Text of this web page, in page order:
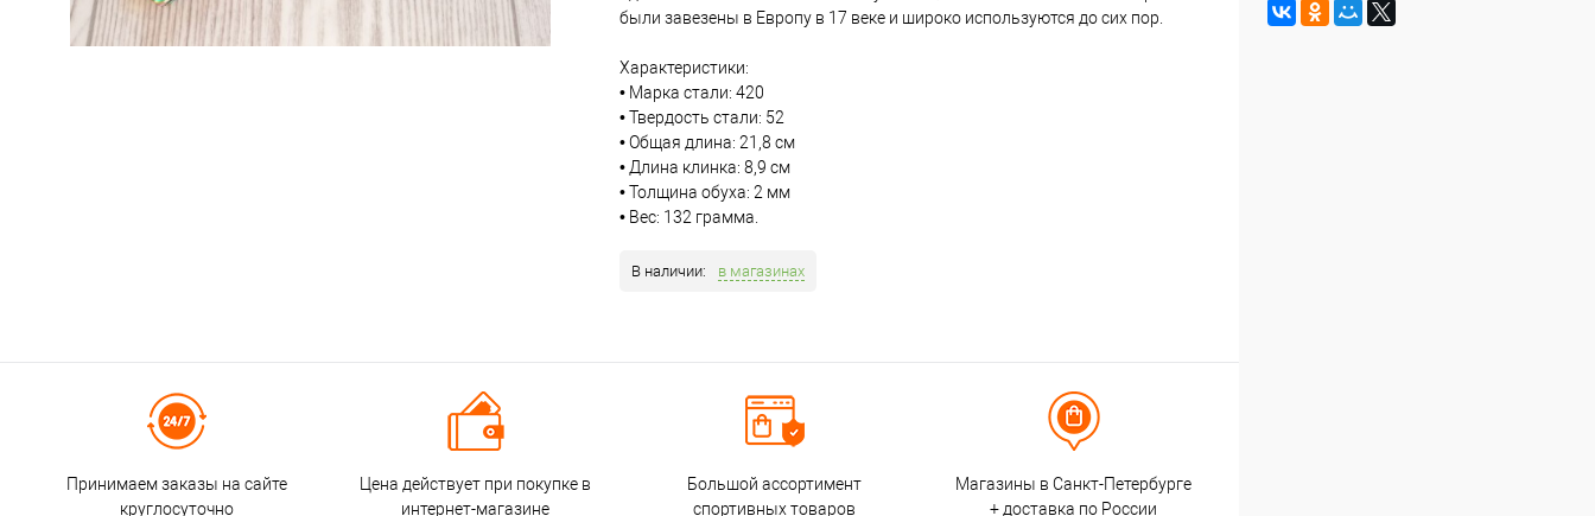
были завезены в Европу в 17 веке и широко используются до сих пор.
Характеристики:
• Марка стали: 420
• Твердость стали: 52
• Общая длина: 21,8 см
• Длина клинка: 8,9 см
• Толщина обуха: 2 мм
• Вес: 132 грамма.
В наличии: в магазинах
Принимаем заказы на сайте
круглосуточно
Цена действует при покупке в
интернет-магазине
Большой ассортимент
спортивных товаров
Магазины в Санкт-Петербурге
+ доставка по России